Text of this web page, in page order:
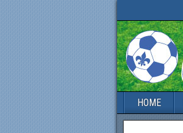
HOME